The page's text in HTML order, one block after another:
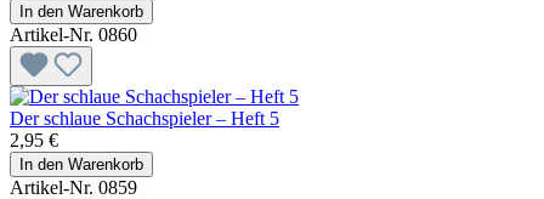
In den Warenkorb
Artikel-Nr. 0860
Der schlaue Schachspieler – Heft 5
2,95 €
In den Warenkorb
Artikel-Nr. 0859